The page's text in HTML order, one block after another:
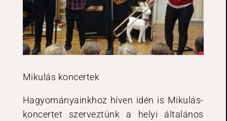
Mikulás koncertek
Hagyományainkhoz híven idén is Mikulás-
koncertet szerveztünk a helyi általános